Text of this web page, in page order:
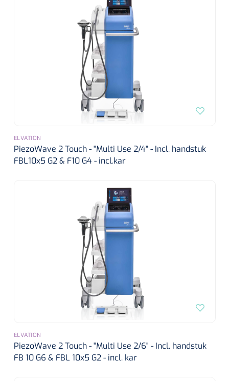
ELVATION
PiezoWave 2 Touch - "Multi Use 2/4" - Incl. handstuk
FBL10x5 G2 & F10 G4 - incl.kar
ELVATION
PiezoWave 2 Touch - "Multi Use 2/6" - Incl. handstuk
FB 10 G6 & FBL 10x5 G2 - incl. kar